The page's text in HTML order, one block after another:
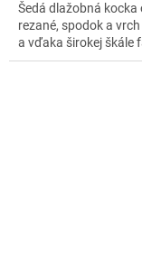
Šedá dlažobná
rezané, spodok a
a vďaka širokej škále